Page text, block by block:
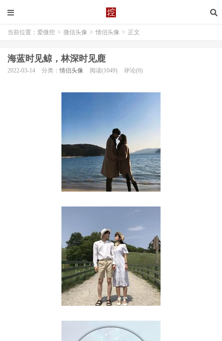
当前位置： 爱微控 > 微信头像 > 情侣头像 > 正文
海蓝时见鲸，林深时见鹿
2022-03-14 分类： 情侣头像 阅读(1049) 评论(0)